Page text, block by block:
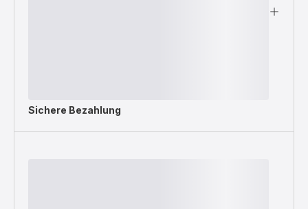
Sichere Bezahlung